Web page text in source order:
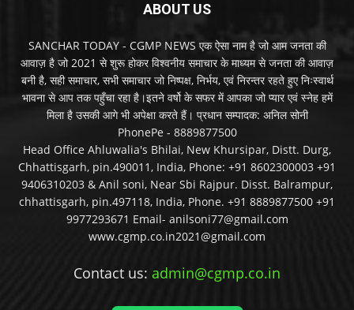
ABOUT US
SANCHAR TODAY - CGMP NEWS एक ऐसा नाम है जो आम जनता की
आवाज़ है जो 2021 से शुरू होकर विश्वनीय समाचार के माध्यम से जनता की आवाज़
बनी है, सही समाचार, सभी समाचार जो निष्पक्ष, निर्भय, एवं निरन्तर रहते हुए निःस्वार्थ
भावना से आप तक पहुँचा रहा है।इतने वर्षो के सफर में आपका जो प्यार एवं स्नेह हमें
मिला है उसकी आगे भी अपेक्षा करते हैं। प्रधान सम्पादक: अनिल सोनी
PhonePe - 8889877500
Head Office Ahluwalia's Bhilai, New Khursipar, Distt. Durg,
Chhattisgarh, pin.490011, India, Phone: +91 8602300003 +91
9406310203 & Anil soni, Near Sbi Rajpur. Disst. Balrampur,
chhattisgarh, pin.497118, India, Phone. +91 8889877500 +91
9977293671 Email- anilsoni77@gmail.com
www.cgmp.co.in2021@gmail.com
Contact us: admin@cgmp.co.in